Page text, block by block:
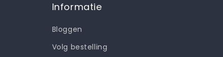
Informatie
Bloggen
Volg bestelling